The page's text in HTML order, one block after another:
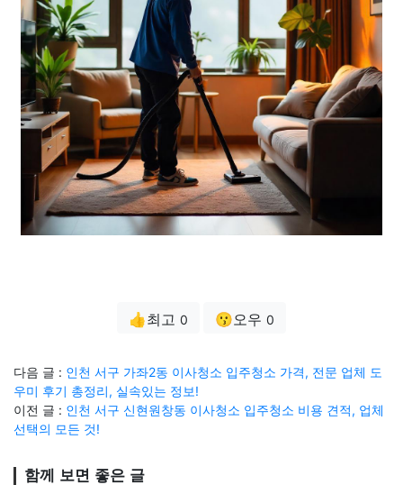
👍최고 0 😗오우 0
다음 글 : 인천 서구 가좌2동 이사청소 입주청소 가격, 전문 업체 도
우미 후기 총정리, 실속있는 정보!
이전 글 : 인천 서구 신현원창동 이사청소 입주청소 비용 견적, 업체
선택의 모든 것!
함께 보면 좋은 글